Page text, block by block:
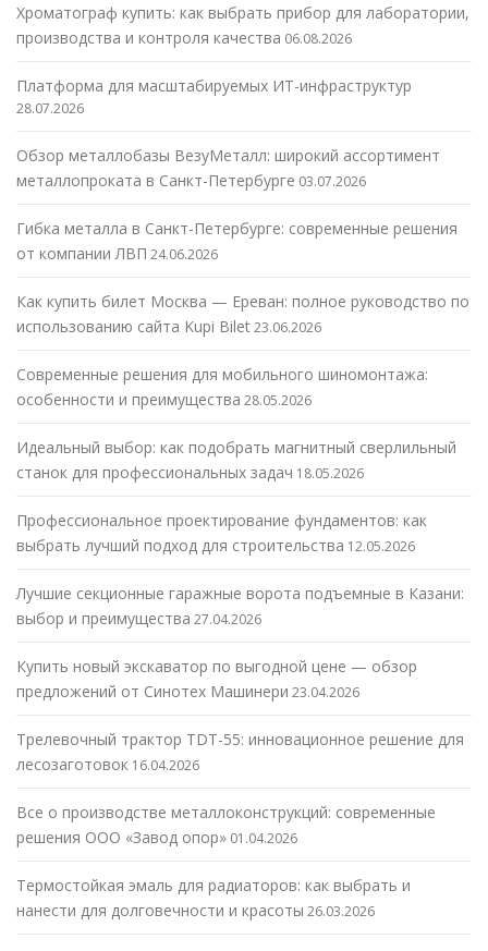
Хроматограф купить: как выбрать прибор для лаборатории,
производства и контроля качества 06.08.2026
Платформа для масштабируемых ИТ-инфраструктур
28.07.2026
Обзор металлобазы ВезуМеталл: широкий ассортимент
металлопроката в Санкт-Петербурге 03.07.2026
Гибка металла в Санкт-Петербурге: современные решения
от компании ЛВП 24.06.2026
Как купить билет Москва — Ереван: полное руководство по
использованию сайта Kupi Bilet23.06.2026
Современные решения для мобильного шиномонтажа:
особенности и преимущества 28.05.2026
Идеальный выбор: как подобрать магнитный сверлильный
станок для профессиональных задач 18.05.2026
Профессиональное проектирование фундаментов: как
выбрать лучший подход для строительства 12.05.2026
Лучшие секционные гаражные ворота подъемные в Казани:
выбор и преимущества 27.04.2026
Купить новый экскаватор по выгодной цене — обзор
предложений от Синотех Машинери 23.04.2026
Трелевочный трактор TDT-55: инновационное решение для
лесозаготовок 16.04.2026
Все о производстве металлоконструкций: современные
решения ООО «Завод опор» 01.04.2026
Термостойкая эмаль для радиаторов: как выбрать и
нанести для долговечности и красоты 26.03.2026